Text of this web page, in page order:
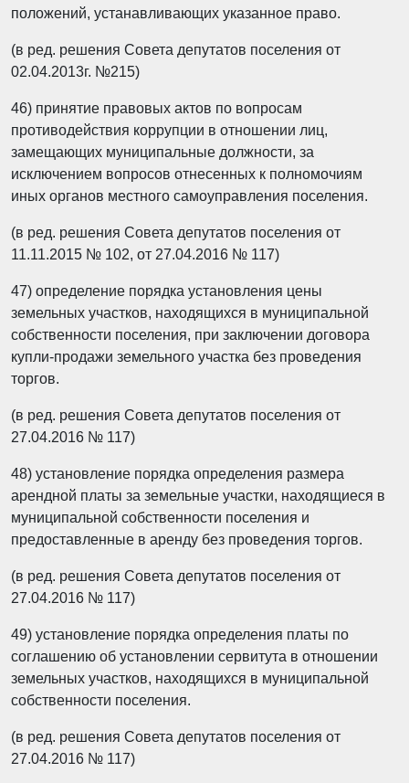
положений, устанавливающих указанное право.
(в ред. решения Совета депутатов поселения от
02.04.2013г. №215)
46) принятие правовых актов по вопросам
противодействия коррупции в отношении лиц,
замещающих муниципальные должности, за
исключением вопросов отнесенных к полномочиям
иных органов местного самоуправления поселения.
(в ред. решения Совета депутатов поселения от
11.11.2015 № 102, от 27.04.2016 № 117)
47) определение порядка установления цены
земельных участков, находящихся в муниципальной
собственности поселения, при заключении договора
купли-продажи земельного участка без проведения
торгов.
(в ред. решения Совета депутатов поселения от
27.04.2016 № 117)
48) установление порядка определения размера
арендной платы за земельные участки, находящиеся в
муниципальной собственности поселения и
предоставленные в аренду без проведения торгов.
(в ред. решения Совета депутатов поселения от
27.04.2016 № 117)
49) установление порядка определения платы по
соглашению об установлении сервитута в отношении
земельных участков, находящихся в муниципальной
собственности поселения.
(в ред. решения Совета депутатов поселения от
27.04.2016 № 117)